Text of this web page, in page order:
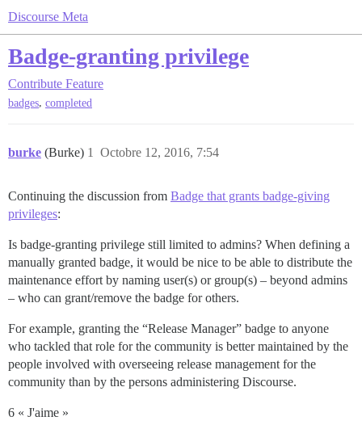
Discourse Meta
Badge-granting privilege
Contribute Feature
badges, completed
burke (Burke) Octobre 12, 2016, 7:54
1
Continuing the discussion from Badge that grants badge-giving
privileges:
Is badge-granting privilege still limited to admins? When defining a
manually granted badge, it would be nice to be able to distribute the
maintenance effort by naming user(s) or group(s) – beyond admins
– who can grant/remove the badge for others.
For example, granting the “Release Manager” badge to anyone
who tackled that role for the community is better maintained by the
people involved with overseeing release management for the
community than by the persons administering Discourse.
6 « J'aime »